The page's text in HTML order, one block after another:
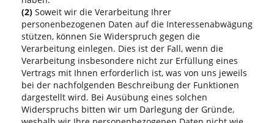
(2) Soweit wir die Verarbeitung Ihrer
personenbezogenen Daten auf die Interessenabwägung
stützen, können Sie Widerspruch gegen die
Verarbeitung einlegen. Dies ist der Fall, wenn die
Verarbeitung insbesondere nicht zur Erfüllung eines
Vertrags mit Ihnen erforderlich ist, was von uns jeweils
bei der nachfolgenden Beschreibung der Funktionen
dargestellt wird. Bei Ausübung eines solchen
Widerspruchs bitten wir um Darlegung der Gründe,